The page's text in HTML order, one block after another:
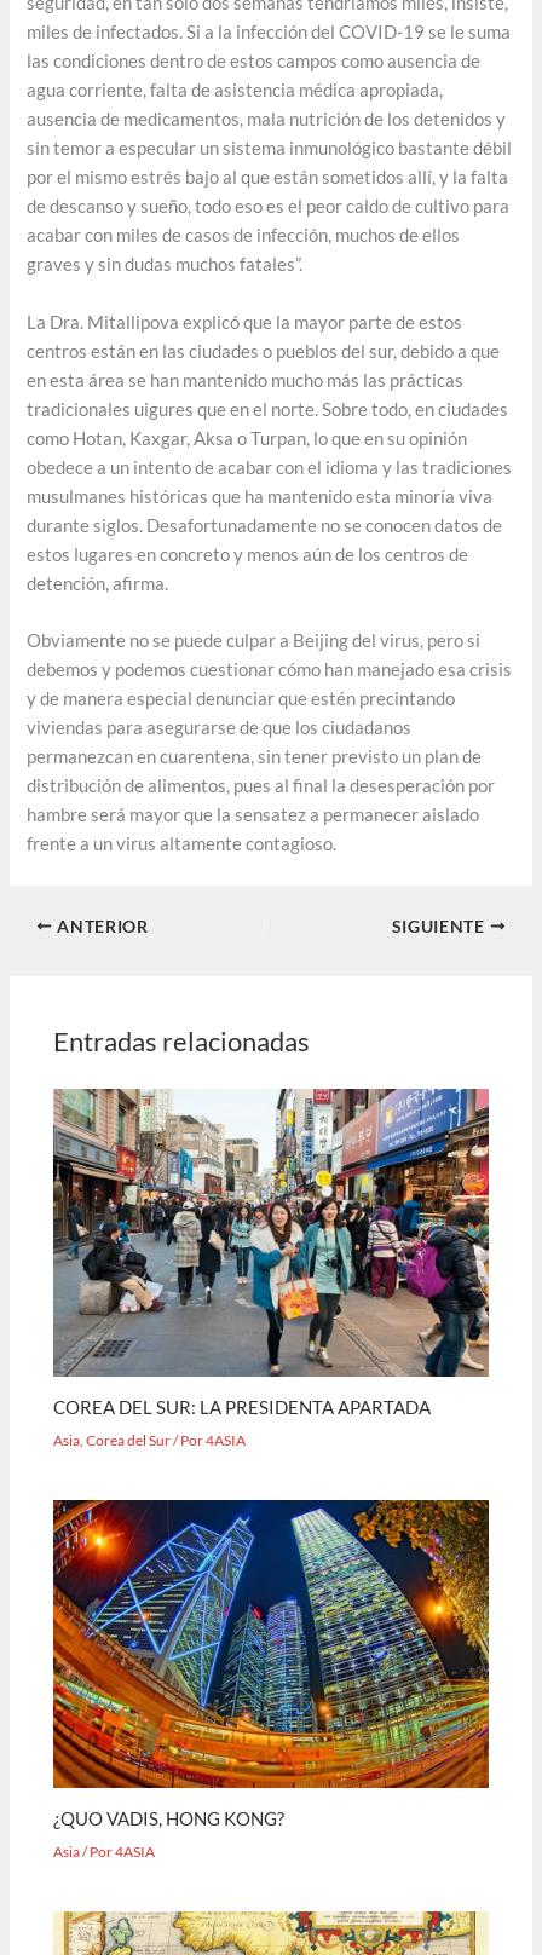
miles de infectados. Si a la infección del COVID-19 se le suma
las condiciones dentro de estos campos como ausencia de
agua corriente, falta de asistencia médica apropiada,
ausencia de medicamentos, mala nutrición de los detenidos y
sin temor a especular un sistema inmunológico bastante débil
por el mismo estrés bajo al que están sometidos allí, y la falta
de descanso y sueño, todo eso es el peor caldo de cultivo para
acabar con miles de casos de infección, muchos de ellos
graves y sin dudas muchos fatales”.
La Dra. Mitallipova explicó que la mayor parte de estos
centros están en las ciudades o pueblos del sur, debido a que
en esta área se han mantenido mucho más las prácticas
tradicionales uigures que en el norte. Sobre todo, en ciudades
como Hotan, Kaxgar, Aksa o Turpan, lo que en su opinión
obedece a un intento de acabar con el idioma y las tradiciones
musulmanes históricas que ha mantenido esta minoría viva
durante siglos. Desafortunadamente no se conocen datos de
estos lugares en concreto y menos aún de los centros de
detención, afirma.
Obviamente no se puede culpar a Beijing del virus, pero si
debemos y podemos cuestionar cómo han manejado esa crisis
y de manera especial denunciar que estén precintando
viviendas para asegurarse de que los ciudadanos
permanezcan en cuarentena, sin tener previsto un plan de
distribución de alimentos, pues al final la desesperación por
hambre será mayor que la sensatez a permanecer aislado
frente a un virus altamente contagioso.
ANTERIOR SIGUIENTE
Entradas relacionadas
COREA DEL SUR: LA PRESIDENTA APARTADA
Asia,Corea del Sur/ Por4ASIA
¿QUO VADIS, HONG KONG?
Asia/ Por4ASIA